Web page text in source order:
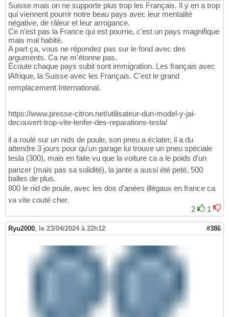
Suisse mais on ne supporte plus trop les Français. Il y en a trop
qui viennent pourrir notre beau pays avec leur mentalité
négative, de râleur et leur arrogance.
Ce n'est pas la France qui est pourrie, c'est un pays magnifique
mais mal habité.
A part ça, vous ne répondez pas sur le fond avec des
arguments. Ca ne m'étonne pas.
Écoute chaque pays subit sont immigration. Les français avec
lAfrique, la Suisse avec les Français. C'est le grand
remplacement International.
https://www.presse-citron.net/utilisateur-dun-model-y-jai-
decouvert-trop-vite-lenfer-des-reparations-tesla/
il a roulé sur un nids de poule, son pneu a éclater, il a du
attendre 3 jours pour qu'un garage lui trouve un pneu spéciale
tesla (300), mais en faite vu que la voiture ca a le poids d'un
panzer (mais pas sa solidité), la jante a aussi été peté, 500
balles de plus.
800 le nid de poule, avec les dos d'anées illégaux en france ca
va vite couté cher.
2
1
Ryu2000, le 23/04/2024 à 22h12 #386